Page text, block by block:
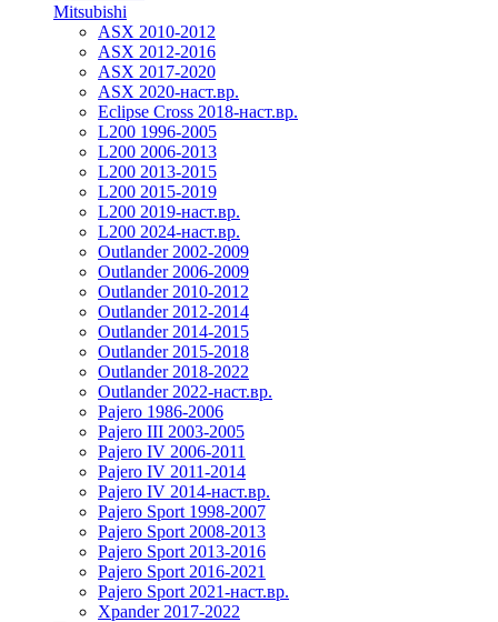
Mitsubishi
ASX 2010-2012
ASX 2012-2016
ASX 2017-2020
ASX 2020-наст.вр.
Eclipse Cross 2018-наст.вр.
L200 1996-2005
L200 2006-2013
L200 2013-2015
L200 2015-2019
L200 2019-наст.вр.
L200 2024-наст.вр.
Outlander 2002-2009
Outlander 2006-2009
Outlander 2010-2012
Outlander 2012-2014
Outlander 2014-2015
Outlander 2015-2018
Outlander 2018-2022
Outlander 2022-наст.вр.
Pajero 1986-2006
Pajero III 2003-2005
Pajero IV 2006-2011
Pajero IV 2011-2014
Pajero IV 2014-наст.вр.
Pajero Sport 1998-2007
Pajero Sport 2008-2013
Pajero Sport 2013-2016
Pajero Sport 2016-2021
Pajero Sport 2021-наст.вр.
Xpander 2017-2022